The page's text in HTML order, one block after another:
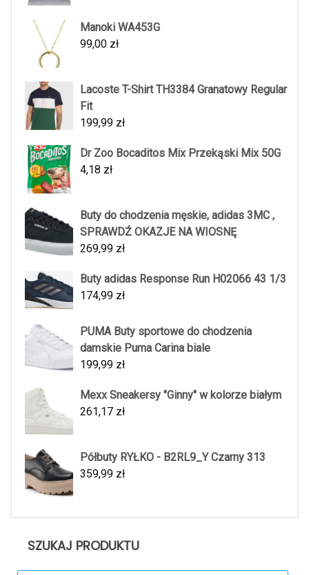
Manoki WA453G
99,00 zł
Lacoste T-Shirt TH3384 Granatowy Regular
Fit
199,99 zł
Dr Zoo Bocaditos Mix Przekąski Mix 50G
4,18 zł
Buty do chodzenia męskie, adidas 3MC ,
SPRAWDŹ OKAZJE NA WIOSNĘ
269,99 zł
Buty adidas Response Run H02066 43 1/3
174,99 zł
PUMA Buty sportowe do chodzenia
damskie Puma Carina biale
199,99 zł
Mexx Sneakersy "Ginny" w kolorze białym
261,17 zł
Półbuty RYŁKO - B2RL9_Y Czarny 313
359,99 zł
SZUKAJ PRODUKTU